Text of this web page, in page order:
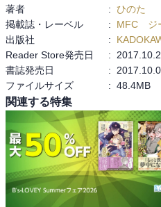
著者
: ひのた
掲載誌・レーベル
:
MFC ジ
出版社
:
Reader Store発売日
:
書誌発売日
:
ファイルサイズ
: 48.4MB
関連する特集